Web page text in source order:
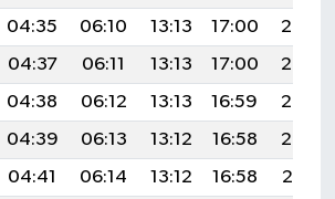
04:35 06:10 13:13 17:00
20:06
04:37 06:11 13:13 17:00
20:05
04:38 06:12 13:13 16:59
20:03
04:39 06:13 13:12 16:58
20:02
04:41 06:14 13:12 16:58
20:01